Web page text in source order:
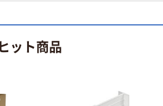
ット商品
タイプ 5連
￥33,900~